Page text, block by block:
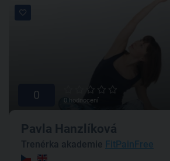
0 0 hodnocení
Pavla Hanzlíková
Trenérka akademie FitPainFree